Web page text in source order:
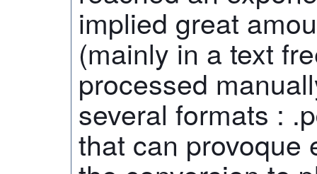
implied great
(mainly in a text
processed
several formats :
that can provoque